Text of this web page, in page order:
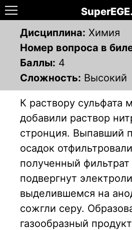
Дисциплина: Химия
Номер вопроса в
Баллы: 4
Сложность: Высокий
К раствору сульфата
добавили раствор
стронция. Выпавший
осадок
полученный
подвергнут
выделившемся на
сожгли серу.
газообразный